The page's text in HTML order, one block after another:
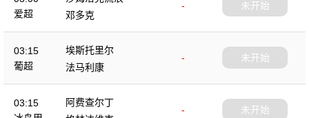
爱超
-
邓多克
未开始
03:15
葡超
埃斯托里尔
-
法马利康
未开始
03:15
阿费查尔丁
-
未开始